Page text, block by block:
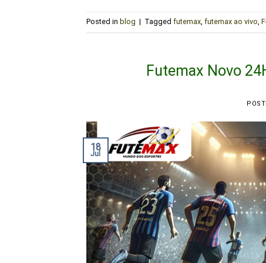
Posted in blog | Tagged futemax, futemax ao vivo,
Futemax Novo
18
Jul